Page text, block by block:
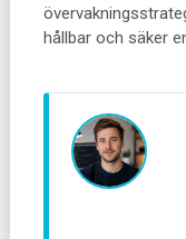
hållbar och säker